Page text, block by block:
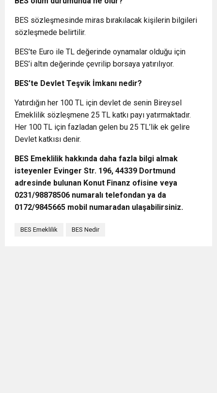
BES sözleşmesinde miras bırakılacak kişilerin bilgileri
sözleşmede belirtilir.
BES’te Euro ile TL değerinde oynamalar olduğu için
BES’i altın değerinde çevrilip borsaya yatırılıyor.
BES’te Devlet Teşvik İmkanı nedir?
Yatırdığın her 100 TL için devlet de senin Bireysel
Emeklilik sözleşmene 25 TL katkı payı yatırmaktadır.
Her 100 TL için fazladan gelen bu 25 TL’lik ek gelire
Devlet katkısı denir.
BES Emeklilik hakkında daha fazla bilgi almak
isteyenler Evinger Str. 196, 44339 Dortmund
adresinde bulunan Konut Finanz ofisine veya
0231/98878506 numaralı telefondan ya da
0172/9845665 mobil numaradan ulaşabilirsiniz.
BES Emeklilik BES Nedir